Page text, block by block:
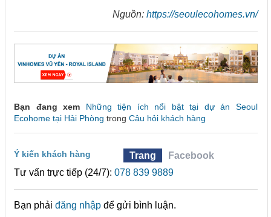
Nguồn: https://seoulecohomes.vn/
Bạn đang xem
Những tiện ích nổi bật tại dự án Seoul
Ecohome tại Hải Phòng trong Câu hỏi khách hàng
Ý kiến khách hàng Trang
Facebook
Tư vấn trực tiếp (24/7): 078 839 9889
Bạn phải đăng nhập để gửi bình luận.